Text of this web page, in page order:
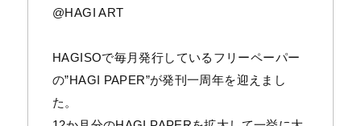
@HAGI ART
HAGISOで毎月発行しているフリーペーパー
の”HAGI PAPER”が発刊一周年を迎えまし
た。